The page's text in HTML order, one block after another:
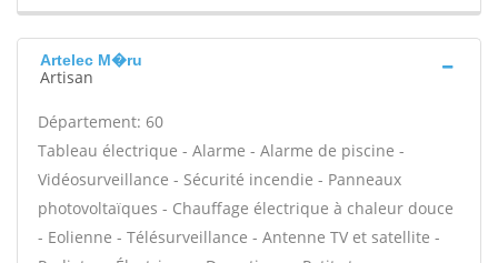
Artelec M�ru
Artisan
Département: 60
Tableau électrique - Alarme - Alarme de piscine -
Vidéosurveillance - Sécurité incendie - Panneaux
photovoltaïques - Chauffage électrique à chaleur douce
- Eolienne - Télésurveillance - Antenne TV et satellite -